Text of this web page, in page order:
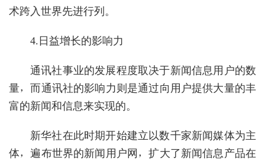
术跨入世界先进行列。
4.日益增长的影响力
通讯社事业的发展程度取决于新闻信息用户的数
量，而通讯社的影响力则是通过向用户提供大量的丰
富的新闻和信息来实现的。
新华社在此时期开始建立以数千家新闻媒体为主
体，遍布世界的新闻用户网，扩大了新闻信息产品在